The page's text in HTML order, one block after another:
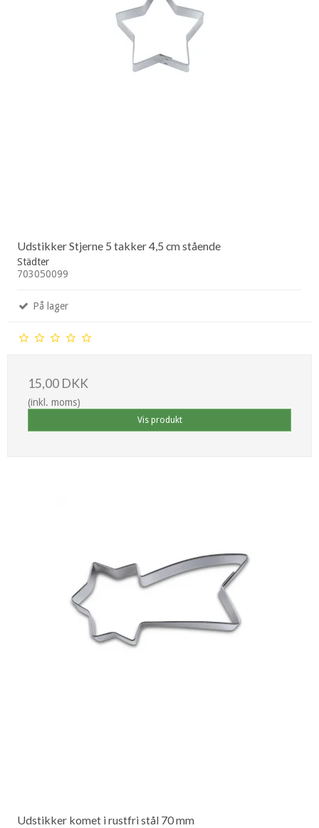
Udstikker Stjerne 5 takker 4,5 cm stående
Städter
703050099
På lager
15,00 DKK
(inkl. moms)
Vis produkt
Udstikker komet i rustfri stål 70 mm